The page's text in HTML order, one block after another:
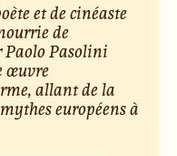
et de cinéaste
de
Paolo Pasolini
œuvre
allant de la
européens à